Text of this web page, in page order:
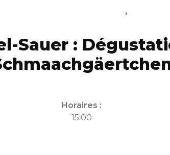
Sauer :
Horaires :
15:00